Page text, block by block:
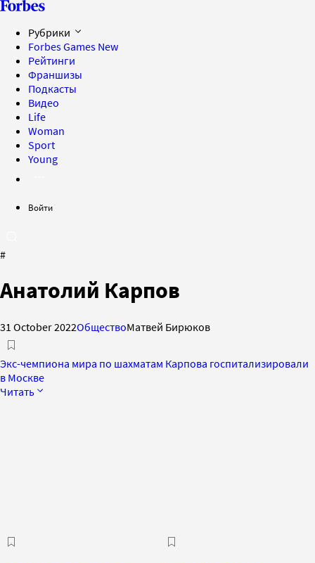
Рубрики
Forbes Games New
Рейтинги
Франшизы
Подкасты
Видео
Life
Woman
Sport
Young
Войти
#
Анатолий Карпов
31 October 2022ОбществоМатвей Бирюков
Экс-чемпиона мира по шахматам Карпова госпитализировали
в Москве
Читать